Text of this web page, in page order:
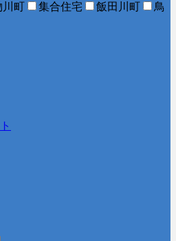
川町 集合住宅 飯田川町
鳥